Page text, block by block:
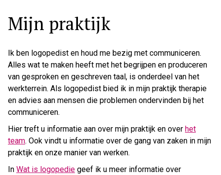
Mijn praktijk
Ik ben logopedist en houd me bezig met communiceren.
Alles wat te maken heeft met het begrijpen en produceren
van gesproken en geschreven taal, is onderdeel van het
werkterrein. Als logopedist bied ik in mijn praktijk therapie
en advies aan mensen die problemen ondervinden bij het
communiceren.
Hier treft u informatie aan over mijn praktijk en over het
team. Ook vindt u informatie over de gang van zaken in mijn
praktijk en onze manier van werken.
In Wat is logopedie geef ik u meer informatie over